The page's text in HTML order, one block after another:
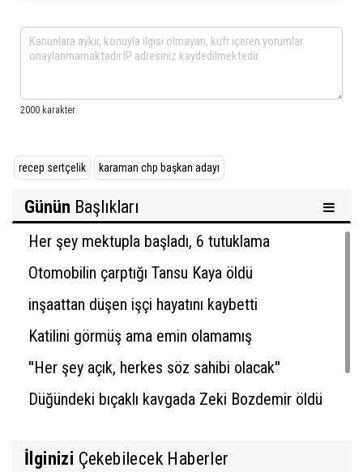
recep sertçelik karaman chp başkan adayı
Günün Başlıkları
Her şey mektupla başladı, 6 tutuklama
Otomobilin çarptığı Tansu Kaya öldü
inşaattan düşen işçi hayatını kaybetti
Katilini görmüş ama emin olamamış
''Her şey açık, herkes söz sahibi olacak''
Düğündeki bıçaklı kavgada Zeki Bozdemir öldü
İlginizi Çekebilecek Haberler